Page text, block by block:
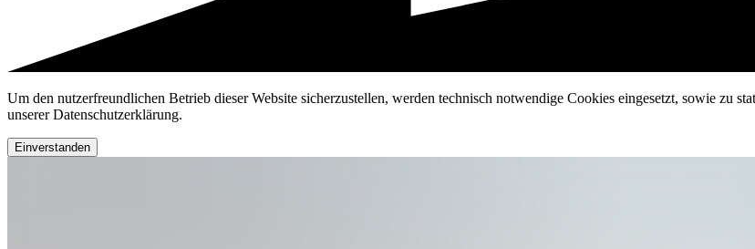
Um den nutzerfreundlichen Betrieb dieser Website sicherzustellen, werden technisch notwendige Cookies eingesetzt, sowie zu
unserer Datenschutzerklärung.
Einverstanden